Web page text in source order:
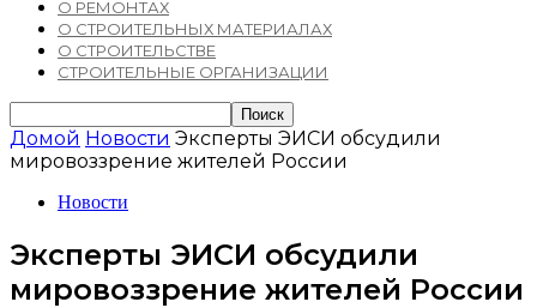
О РЕМОНТАХ
О СТРОИТЕЛЬНЫХ МАТЕРИАЛАХ
О СТРОИТЕЛЬСТВЕ
СТРОИТЕЛЬНЫЕ ОРГАНИЗАЦИИ
Домой Новости Эксперты ЭИСИ обсудили
мировоззрение жителей России
Новости
Эксперты ЭИСИ обсудили
мировоззрение жителей России